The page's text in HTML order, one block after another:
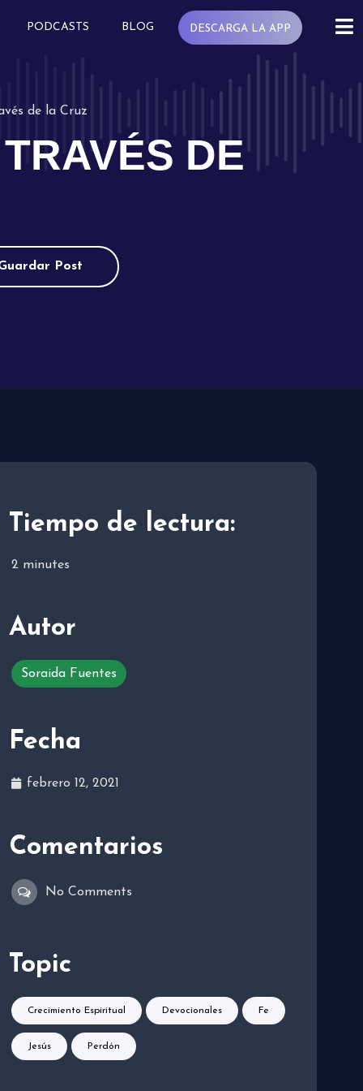
PODCASTS BLOG DESCARGA LA APP
de la Cruz
DE
Post
Tiempo de lectura:
2 minutes
Autor
Soraida Fuentes
Fecha
febrero 12, 2021
Comentarios
No Comments
Topic
Crecimiento Espiritual Devocionales Fe
Jesús Perdón